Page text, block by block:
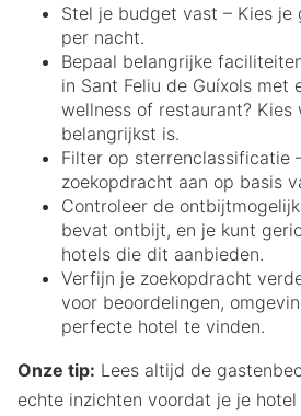
Stel je budget vast – Kies je
per nacht.
Bepaal belangrijke
in Sant Feliu de Guíxols met
wellness of restaurant? Kies
belangrijkst is.
Filter op sterrenclassificatie
zoekopdracht aan op basis
Controleer de
bevat ontbijt, en je kunt
hotels die dit aanbieden.
Verfijn je zoekopdracht
voor beoordelingen,
perfecte hotel te vinden.
Onze tip: Lees altijd de
echte inzichten voordat je je hotel